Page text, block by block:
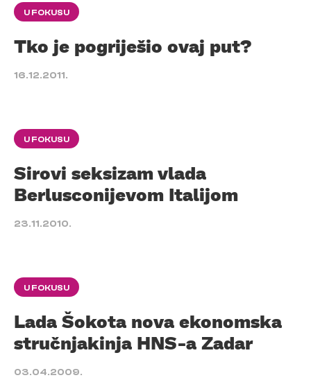
U FOKUSU
Tko je pogriješio ovaj put?
16.12.2011.
U FOKUSU
Sirovi seksizam vlada
Berlusconijevom Italijom
23.11.2010.
U FOKUSU
Lada Šokota nova ekonomska
stručnjakinja HNS-a Zadar
03.04.2009.